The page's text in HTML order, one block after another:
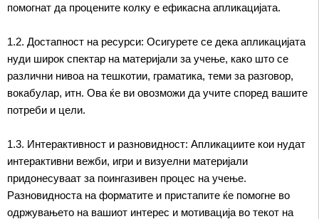
помогнат да процените колку е ефикасна апликацијата.
1.2. Достапност на ресурси: Осигурете се дека апликацијата
нуди широк спектар на материјали за учење, како што се
различни нивоа на тешкотии, граматика, теми за разговор,
вокабулар, итн. Ова ќе ви овозможи да учите според вашите
потреби и цели.
1.3. Интерактивност и разновидност: Апликациите кои нудат
интерактивни вежби, игри и визуелни материјали
придонесуваат за поингазивен процес на учење.
Разновидноста на форматите и пристапите ќе помогне во
одржувањето на вашиот интерес и мотивација во текот на